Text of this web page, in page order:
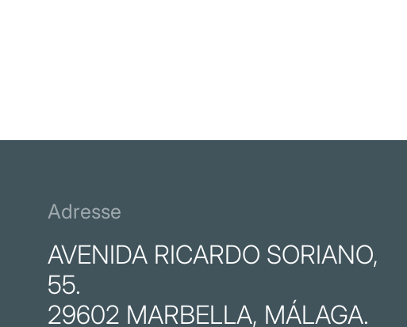
Adresse
AVENIDA RICARDO SORIANO,
55.
29602 MARBELLA, MÁLAGA.